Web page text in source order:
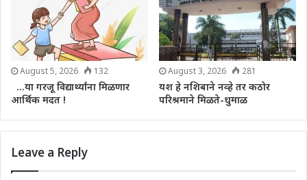
August 5, 2026 132
…या गरजू विद्यार्थ्यांना मिळणार
आर्थिक मदत !
August 3, 2026 281
यश हे नशिबाने नव्हे तर कठोर
परिश्रमाने मिळते-धुमाळ
Leave a Reply